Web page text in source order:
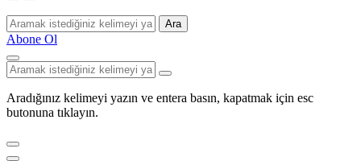
Ara
Abone Ol
Aradığınız kelimeyi yazın ve entera basın, kapatmak için esc
butonuna tıklayın.